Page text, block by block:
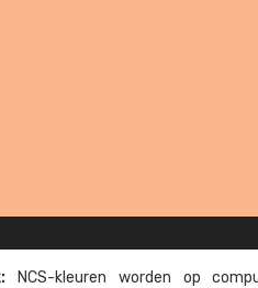
NCS-kleuren worden op